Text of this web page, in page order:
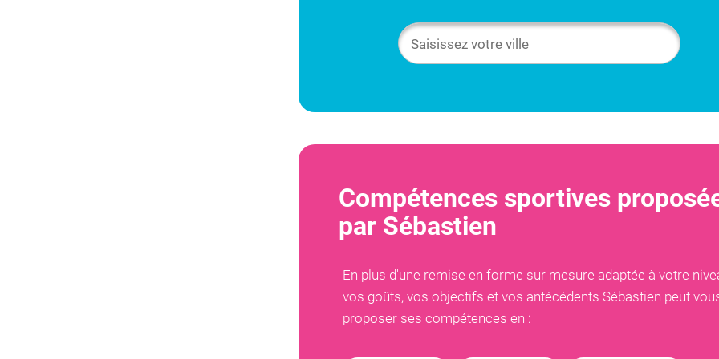
Compétences sportives
par Sébastien
En plus d'une remise en forme sur mesure adaptée à votre
vos goûts, vos objectifs et vos antécédents Sébastien peut
proposer ses compétences en :